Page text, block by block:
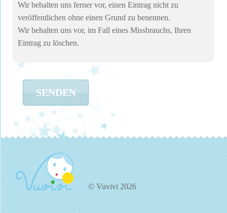
Wir behalten uns ferner vor, einen Eintrag nicht zu
veröffentlichen ohne einen Grund zu benennen.
Wir behalten uns vor, im Fall eines Missbrauchs, Ihren
Eintrag zu löschen.
SENDEN
© Vuvivi 2026